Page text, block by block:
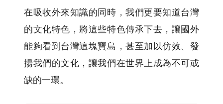
在吸收外來知識的同時，我們更要知道台灣
的文化特色，將這些特色傳承下去，讓國外
能夠看到台灣這塊寶島，甚至加以仿效、發
揚我們的文化，讓我們在世界上成為不可或
缺的一環。